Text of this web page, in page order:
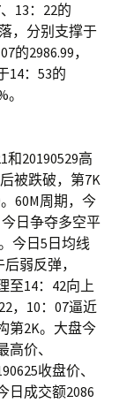
13：22的
，分别支撑于
的2986.99，
14：53的
和20190529高
被跌破，第7K
60M周期，今
今日争夺多空平
今日5日均线
弱反弹，
至14：42向上
，10：07逼近
第2K。大盘今
高价、
收盘价、
日成交额2086